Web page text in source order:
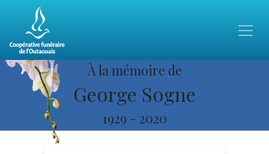
À la mémoire de
George Sogne
1929 - 2020